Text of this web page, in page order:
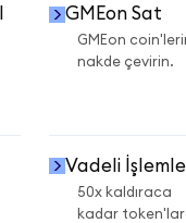
GMEon Sat
GMEon
nakde çevirin.
Vadeli
50x kaldıraca
kadar